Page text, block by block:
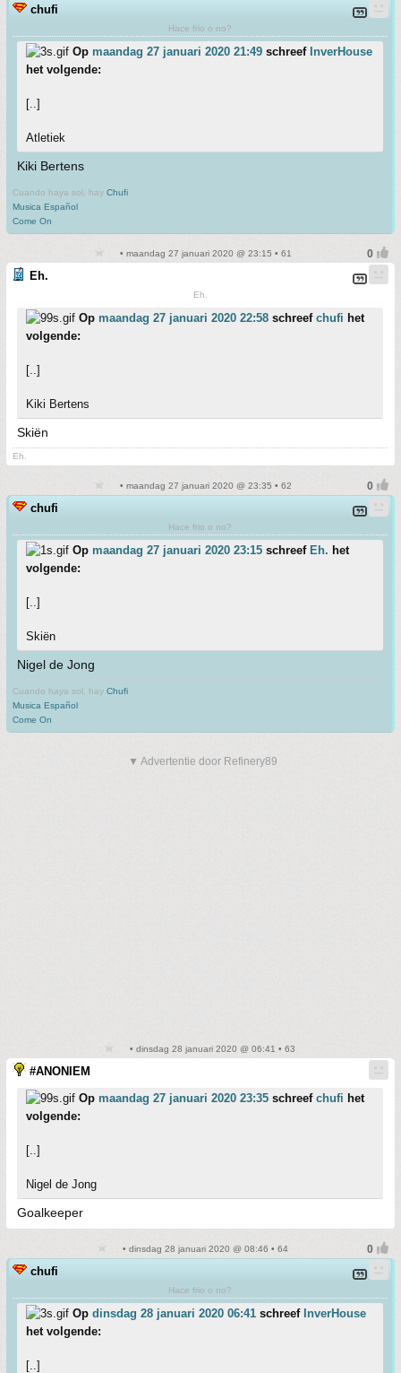
chufi
Hace frio o no?
Op maandag 27 januari 2020 21:49 schreef InverHouse
het volgende:
[..]
Atletiek
Kiki Bertens
Cuando haya sol, hay Chufi
Musica Español
Come On
• maandag 27 januari 2020 @ 23:15 • 61
Eh.
Eh.
Op maandag 27 januari 2020 22:58 schreef chufi het
volgende:
[..]
Kiki Bertens
Skiën
Eh.
• maandag 27 januari 2020 @ 23:35 • 62
chufi
Hace frio o no?
Op maandag 27 januari 2020 23:15 schreef Eh. het
volgende:
[..]
Skiën
Nigel de Jong
Cuando haya sol, hay Chufi
Musica Español
Come On
▼ Advertentie door Refinery89
• dinsdag 28 januari 2020 @ 06:41 • 63
#ANONIEM
Op maandag 27 januari 2020 23:35 schreef chufi het
volgende:
[..]
Nigel de Jong
Goalkeeper
• dinsdag 28 januari 2020 @ 08:46 • 64
chufi
Hace frio o no?
Op dinsdag 28 januari 2020 06:41 schreef InverHouse
het volgende:
[..]